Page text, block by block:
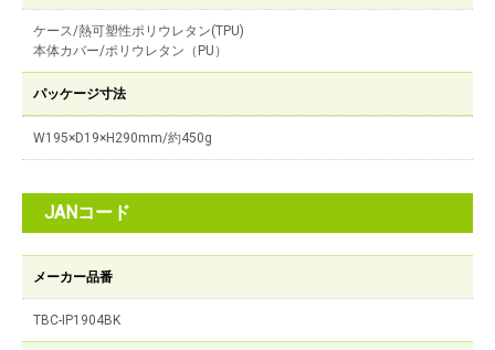
ケース/熱可塑性ポリウレタン(TPU)
本体カバー/ポリウレタン（PU）
パッケージ寸法
W195×D19×H290mm/約450g
JANコード
メーカー品番
TBC-IP1904BK